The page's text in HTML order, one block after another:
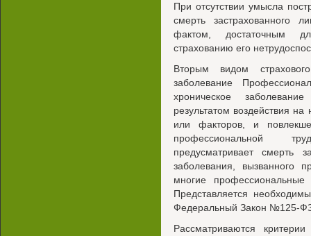
При отсутствии умысла
смерть застрахованного
фактом, достаточным
страхованию его
Вторым видом
заболевание
хроническое
результатом воздействия
или факторов, и
профессиональной
предусматривает смерть
заболевания, вызванного
многие
Представляется
Федеральный Закон №125-
Рассматриваются